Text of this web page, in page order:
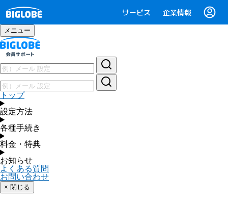
サービス 企業情報
メニュー
トップ
設定方法
各種手続き
料金・特典
お知らせ
よくある質問
お問い合わせ
× 閉じる